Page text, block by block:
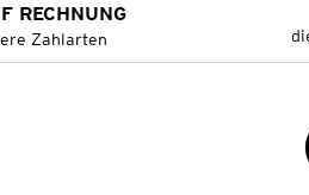
RECHNUNG
Zahlarten